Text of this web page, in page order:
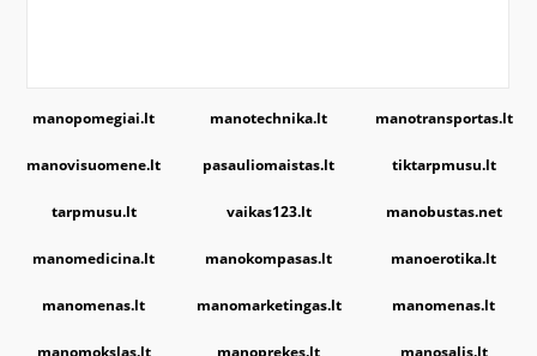
manopomegiai.lt manotechnika.lt manotransportas.lt
manovisuomene.lt pasauliomaistas.lt tiktarpmusu.lt
tarpmusu.lt vaikas123.lt manobustas.net
manomedicina.lt manokompasas.lt manoerotika.lt
manomenas.lt manomarketingas.lt manomenas.lt
manomokslas.lt manoprekes.lt manosalis.lt